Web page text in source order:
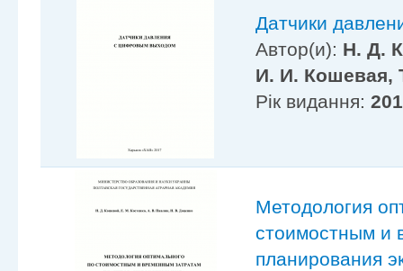
Датчики
Автор(и): Н. Д.
И. И. Кошевая,
Рік видання:
Методология
стоимостным и
планирования